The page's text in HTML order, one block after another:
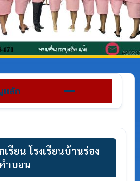
หลัก
รียน โรงเรียนบ้านร่อง
ำบอน